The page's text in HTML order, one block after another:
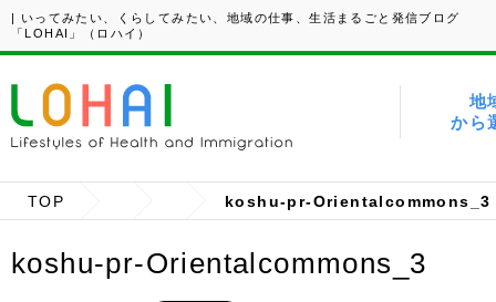
| いってみたい、くらしてみたい、地域の仕事、生活まるごと発信ブログ
「LOHAI」（ロハイ）
地
から
TOP koshu-pr-Orientalcommons_3
koshu-pr-Orientalcommons_3